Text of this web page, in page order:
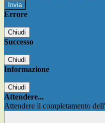
Errore
Chiudi
Successo
Chiudi
Informazione
Chiudi
Attendere...
Attendere il completamento